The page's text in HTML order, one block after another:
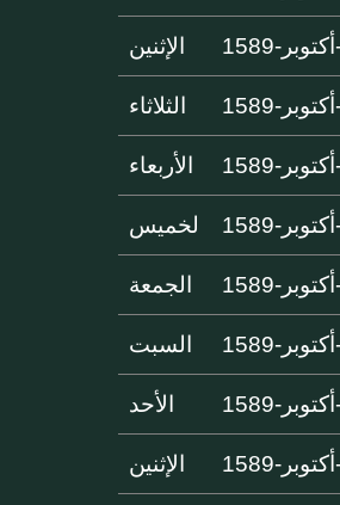
الإثنين
الثلاثاء
الأربعاء
لخميس
الجمعة
السبت
الأحد
الإثنين